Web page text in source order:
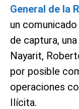
General de la
un
de captura,
Nayarit,
por posible
operaciones
Ilícita.